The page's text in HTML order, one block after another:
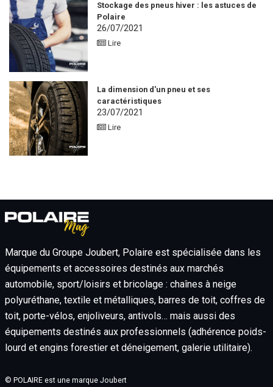
Stockage des pneus hiver : les astuces de
Polaire
26/07/2021
Lire
La dimension d'un pneu et ses
caractéristiques
23/07/2021
Lire
Marque du Groupe Joubert, Polaire est spécialisée dans les
équipements et accessoires destinés aux marchés
automobile, sport/loisirs et bricolage : chaînes à neige
polyuréthane, textile et métalliques, barres de toit, coffres de
toit, porte-vélos, enjoliveurs, antivols… mais aussi des
équipements destinés aux professionnels (adhérence poids-
lourd et engins forestier et déneigement, galerie utilitaire).
© POLAIRE est une marque Joubert